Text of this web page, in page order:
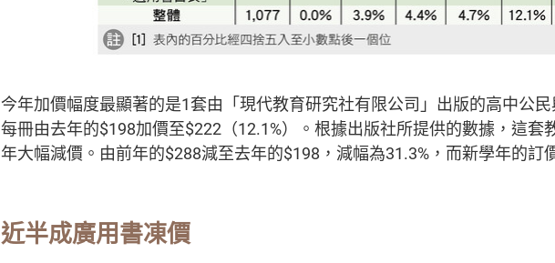
今年加價幅度最顯著的是1套由「現代教育研究社有限公司」出版的高中公
每冊由去年的$198加價至$222（12.1%）。根據出版社所提供的數據，這套
年大幅減價。由前年的$288減至去年的$198，減幅為31.3%，而新學年的訂
近半成廣用書凍價